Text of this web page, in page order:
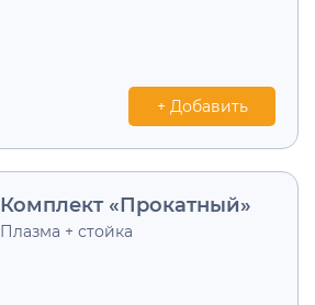
+ Добавить
Комплект «Прокатный»
Плазма + стойка